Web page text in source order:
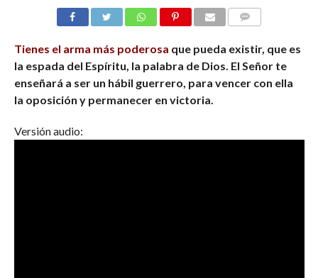
Tienes el arma más poderosa que pueda existir, que es
la espada del Espíritu, la palabra de Dios. El Señor te
enseñará a ser un hábil guerrero, para vencer con ella
la oposición y permanecer en victoria.
Versión audio: